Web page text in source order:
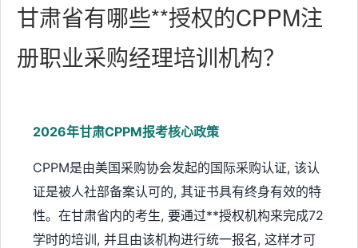
甘肃省有哪些**授权的CPPM注
册职业采购经理培训机构？
2026年甘肃CPPM报考核心政策
CPPM是由美国采购协会发起的国际采购认证, 该认
证是被人社部备案认可的, 其证书具有终身有效的特
性。在甘肃省内的考生, 要通过**授权机构来完成72
学时的培训, 并且由该机构进行统一报名, 这样才可